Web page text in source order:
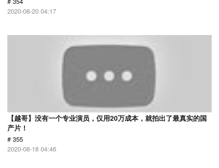
2020-08-20 04:17
【越哥】没有一个专业演员，仅用20万成本，就拍出了最真实的国
产片！
# 355
2020-08-18 04:46